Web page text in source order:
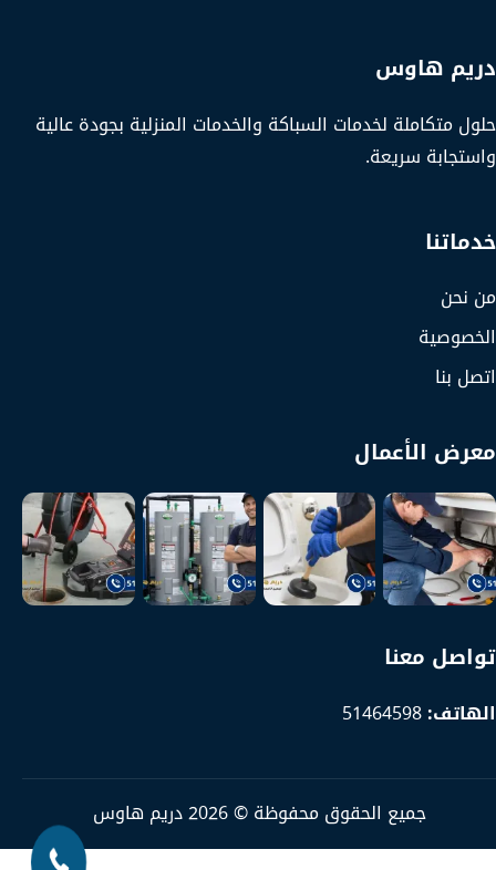
دريم هاوس
حلول متكاملة لخدمات السباكة والخدمات المنزلية بجودة عالية
واستجابة سريعة.
خدماتنا
من نحن
الخصوصية
اتصل بنا
معرض الأعمال
تواصل معنا
الهاتف:51464598
جميع الحقوق محفوظة © 2026 دريم هاوس